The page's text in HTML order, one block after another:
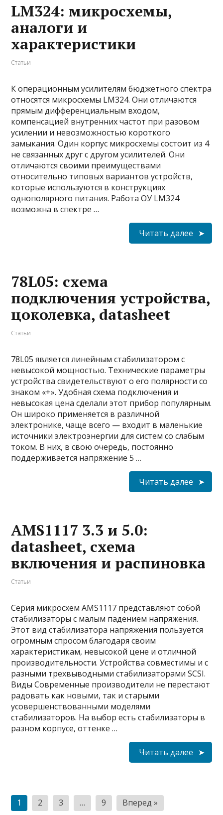
LM324: микросхемы,
аналоги и
характеристики
Статьи
К операционным усилителям бюджетного спектра
относятся микросхемы LM324. Они отличаются
прямым дифференциальным входом,
компенсацией внутренних частот при разовом
усилении и невозможностью короткого
замыкания. Один корпус микросхемы состоит из 4
не связанных друг с другом усилителей. Они
отличаются своими преимуществами
относительно типовых вариантов устройств,
которые используются в конструкциях
однополярного питания. Работа ОУ LM324
возможна в спектре …
Читать далее
78L05: схема
подключения устройства,
цоколевка, datasheet
Статьи
78L05 является линейным стабилизатором с
невысокой мощностью. Технические параметры
устройства свидетельствуют о его полярности со
знаком «+». Удобная схема подключения и
невысокая цена сделали этот прибор популярным.
Он широко применяется в различной
электронике, чаще всего — входит в маленькие
источники электроэнергии для систем со слабым
током. В них, в свою очередь, постоянно
поддерживается напряжение 5 …
Читать далее
AMS1117 3.3 и 5.0:
datasheet, схема
включения и распиновка
Статьи
Серия микросхем AMS1117 представляют собой
стабилизаторы с малым падением напряжения.
Этот вид стабилизатора напряжения пользуется
огромным спросом благодаря своим
характеристикам, невысокой цене и отличной
производительности. Устройства совместимы и с
разными трехвыводными стабилизаторами SCSI.
Виды Современные производители не перестают
радовать как новыми, так и старыми
усовершенствованными моделями
стабилизаторов. На выбор есть стабилизаторы в
разном корпусе, оттенке …
Читать далее
Пагинация
1 2 3 … 9 Вперед »